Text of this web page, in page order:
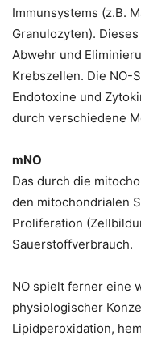
Immunsystems (z.B.
Granulozyten).
Abwehr und
Krebszellen. Die NO-
Endotoxine und
durch verschiedene
mNO
Das durch die
den mitochondrialen
Proliferation
Sauerstoffverbrauch.
NO spielt ferner eine
physiologischer
Lipidperoxidation,